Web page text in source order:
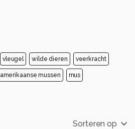
vleugel wilde dieren veerkracht
amerikaanse mussen mus
Sorteren op